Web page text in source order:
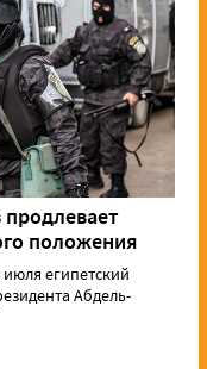
продлевает
положения
египетский
Абдель-